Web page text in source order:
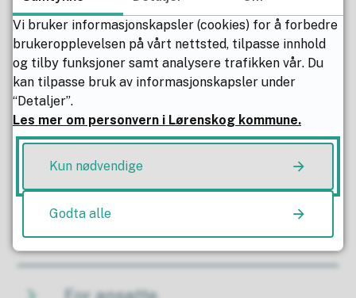
Befolkningsstatistikk
Kommunevåpenet
Vennskapskommuner
17. mai
Vi bruker informasjonskapsler (cookies) for å forbedre
brukeropplevelsen på vårt nettsted, tilpasse innhold
og tilby funksjoner samt analysere trafikken vår. Du
kan tilpasse bruk av informasjonskapsler under
“Detaljer”.
Les mer om personvern i Lørenskog kommune.
Kun nødvendige
Godta alle